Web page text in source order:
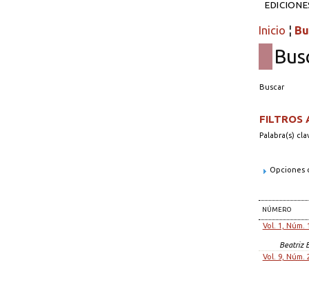
Inicio ¦
Buscar
FILTROS
Palabra(s)
Opciones
NÚMERO
Vol. 1, Núm.
Beatriz
Vol. 9, Núm.